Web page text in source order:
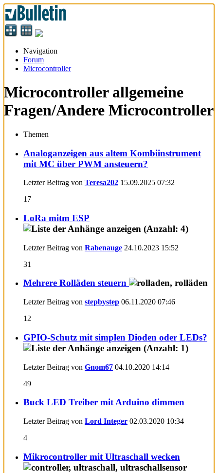
Navigation
Forum
Microcontroller
Microcontroller allgemeine
Fragen/Andere Microcontroller
Themen
Analoganzeigen aus altem Kombiinstrument
mit MC über PWM ansteuern?
Letzter Beitrag von Teresa202 15.09.2025 07:32
17
LoRa mitm ESP
Letzter Beitrag von Rabenauge 24.10.2023 15:52
31
Mehrere Rolläden steuern
Letzter Beitrag von stepbystep 06.11.2020 07:46
12
GPIO-Schutz mit simplen Dioden oder LEDs?
Letzter Beitrag von Gnom67 04.10.2020 14:14
49
Buck LED Treiber mit Arduino dimmen
Letzter Beitrag von Lord Integer 02.03.2020 10:34
4
Mikrocontroller mit Ultraschall wecken